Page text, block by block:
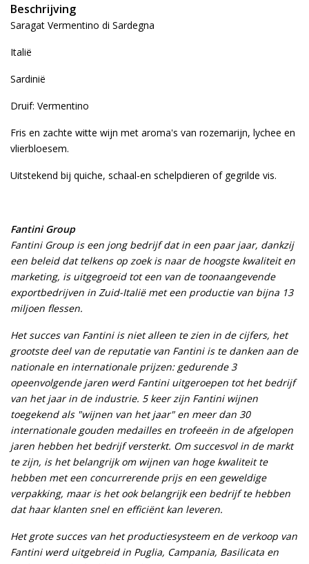
Beschrijving
Saragat Vermentino di Sardegna
Italië
Sardinië
Druif: Vermentino
Fris en zachte witte wijn met aroma's van rozemarijn, lychee en
vlierbloesem.
Uitstekend bij quiche, schaal-en schelpdieren of gegrilde vis.
Fantini Group
Fantini Group is een jong bedrijf dat in een paar jaar, dankzij
een beleid dat telkens op zoek is naar de hoogste kwaliteit en
marketing, is uitgegroeid tot een van de toonaangevende
exportbedrijven in Zuid-Italië met een productie van bijna 13
miljoen flessen.
Het succes van Fantini is niet alleen te zien in de cijfers, het
grootste deel van de reputatie van Fantini is te danken aan de
nationale en internationale prijzen: gedurende 3
opeenvolgende jaren werd Fantini uitgeroepen tot het bedrijf
van het jaar in de industrie. 5 keer zijn Fantini wijnen
toegekend als "wijnen van het jaar" en meer dan 30
internationale gouden medailles en trofeeën in de afgelopen
jaren hebben het bedrijf versterkt. Om succesvol in de markt
te zijn, is het belangrijk om wijnen van hoge kwaliteit te
hebben met een concurrerende prijs en een geweldige
verpakking, maar is het ook belangrijk een bedrijf te hebben
dat haar klanten snel en efficiënt kan leveren.
Het grote succes van het productiesysteem en de verkoop van
Fantini werd uitgebreid in Puglia, Campania, Basilicata en